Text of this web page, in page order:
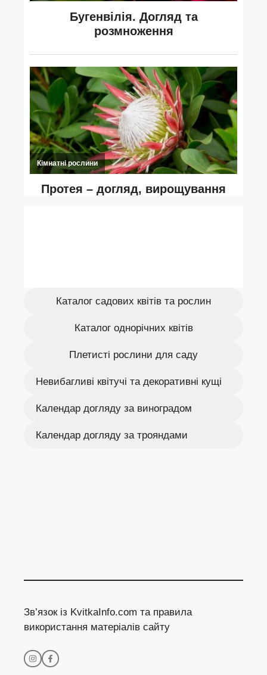
Каталог садових квітів та рослин
Каталог однорічних квітів
Плетисті рослини для саду
Невибагливі квітучі та декоративні кущі
Календар догляду за виноградом
Календар догляду за трояндами
Зв’язок із KvitkaInfo.com та правила
використання матеріалів сайту